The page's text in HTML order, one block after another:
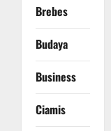
Brebes
Budaya
Business
Ciamis